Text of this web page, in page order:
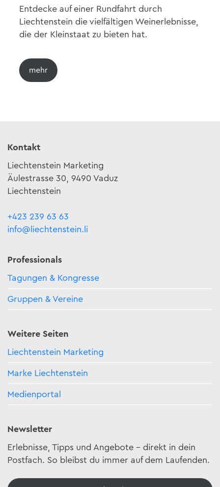
Entdecke auf einer Rundfahrt durch
Liechtenstein die vielfältigen Weinerlebnisse,
die der Kleinstaat zu bieten hat.
Kontakt
Liechtenstein Marketing
Äulestrasse 30, 9490 Vaduz
Liechtenstein
+423 239 63 63
info@liechtenstein.li
Professionals
Tagungen & Kongresse
Gruppen & Vereine
Weitere Seiten
Liechtenstein Marketing
Marke Liechtenstein
Medienportal
Newsletter
Erlebnisse, Tipps und Angebote – direkt in dein
Postfach. So bleibst du immer auf dem Laufenden.